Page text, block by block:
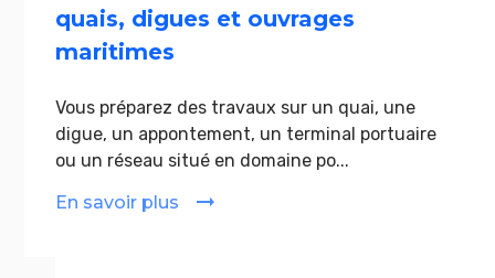
quais, digues et ouvrages
maritimes
Vous préparez des travaux sur un quai, une
digue, un appontement, un terminal portuaire
ou un réseau situé en domaine po...
En savoir plus